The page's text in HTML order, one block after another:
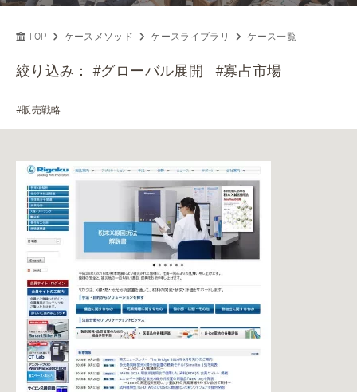
TOP ケースメソッド ケースライブラリ ケース一覧
絞り込み：#グローバル展開 #寡占市場
#販売戦略